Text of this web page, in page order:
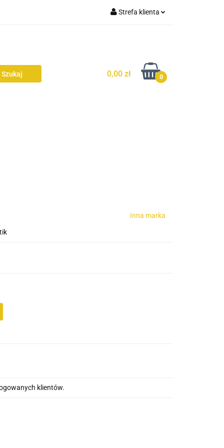
Strefa klienta
Dodaj zgłoszenie
Zgody cookies
0,00 zł 0
Inna marka
klientów.